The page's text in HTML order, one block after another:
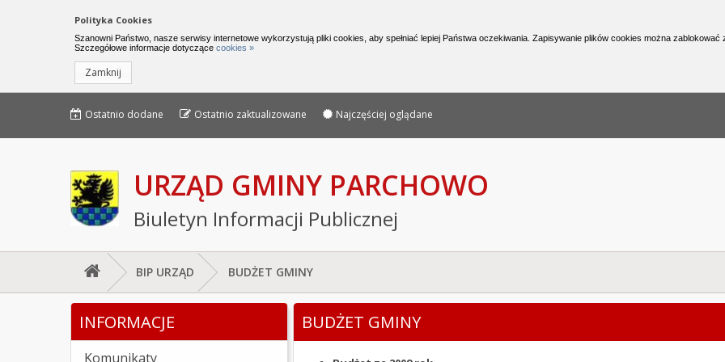
Urząd Gminy Parchowo - Biuletyn Informacji Publicznej
Nawigacja do pomijania linków
Polityka Cookies
Szanowni Państwo, nasze serwisy internetowe wykorzystują pliki cookies, aby spełniać lepiej Państwa oczekiwania. Zapisywanie plików cookies można zablokować
Szczegółowe informacje dotyczące cookies »
Zamknij
Menu górne
Menu górne - edycja strony
Ostatnio dodane Ostatnio zaktualizowane Najczęściej oglądane
URZĄD GMINY PARCHOWO
Biuletyn Informacji Publicznej
Jesteś tutaj: BUDŻET GMINY
BIP URZĄD BUDŻET GMINY
Lewe menu
INFORMACJE
Komunikaty
BUDŻET GMINY(podstrony)